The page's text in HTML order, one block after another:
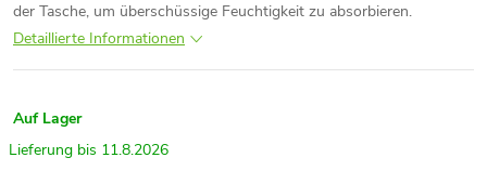
der Tasche, um überschüssige Feuchtigkeit zu absorbieren.
Detaillierte Informationen
Auf Lager
11.8.2026